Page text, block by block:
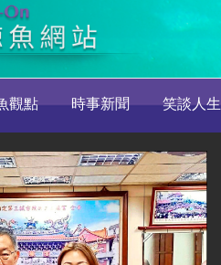
觀點 時事新聞 笑談人生